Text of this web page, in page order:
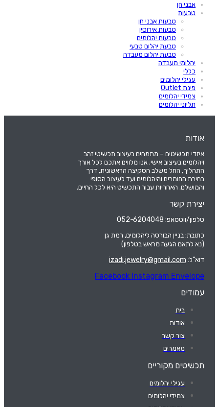
אבני חן
טבעות
טבעות אבני חן
טבעות אירוסין
טבעות יהלומים
טבעת יהלום טבעי
טבעת יהלום מעבדה
יהלומי מעבדה
כללי
עגילי יהלומים
פינת Outlet
צמידי יהלומים
תליוני יהלומים
אודות
איזדי תכשיטים – מתמחים בעיצוב תכשיטי זהב
ויהלומים בעיצוב אישי. אנו מלווים אתכם לכל אורך
התהליך, החל משלב הסקיצה הראשונית, דרך
בחירת החומרים והיהלומים ועד לעיצוב הסופי
והמושלם. האחריות עבור התכשיט היא לכל החיים.
יצירת קשר
טלפון/ווטסאפ: 052-6204048
כתובת: בניין הבורסה ליהלומים, רמת גן
(נא לתאם הגעה מראש בטלפון)
דוא"ל: izadi.jewelry@gmail.com
Facebook Instagram Envelope
עמודים
בית
אודות
צור קשר
מאמרים
תכשיטים מקוריים
עגילי יהלומים
צמידי יהלומים